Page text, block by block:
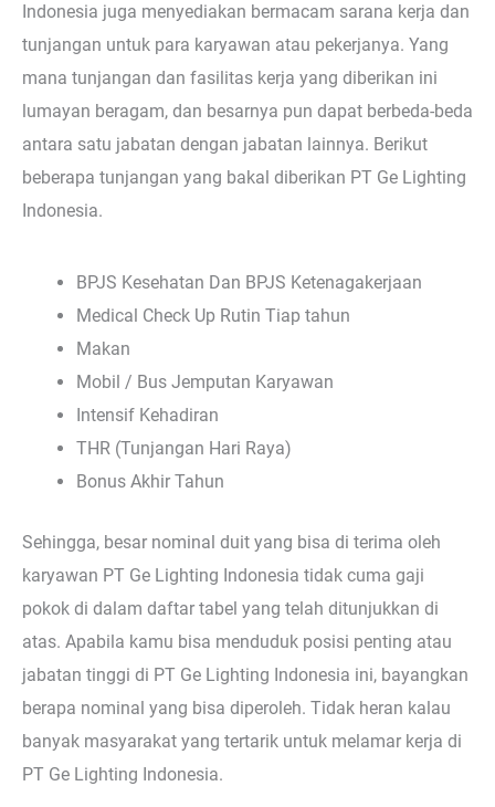
Indonesia juga menyediakan bermacam sarana kerja dan
tunjangan untuk para karyawan atau pekerjanya. Yang
mana tunjangan dan fasilitas kerja yang diberikan ini
lumayan beragam, dan besarnya pun dapat berbeda-beda
antara satu jabatan dengan jabatan lainnya. Berikut
beberapa tunjangan yang bakal diberikan PT Ge Lighting
Indonesia.
BPJS Kesehatan Dan BPJS Ketenagakerjaan
Medical Check Up Rutin Tiap tahun
Makan
Mobil / Bus Jemputan Karyawan
Intensif Kehadiran
THR (Tunjangan Hari Raya)
Bonus Akhir Tahun
Sehingga, besar nominal duit yang bisa di terima oleh
karyawan PT Ge Lighting Indonesia tidak cuma gaji
pokok di dalam daftar tabel yang telah ditunjukkan di
atas. Apabila kamu bisa menduduk posisi penting atau
jabatan tinggi di PT Ge Lighting Indonesia ini, bayangkan
berapa nominal yang bisa diperoleh. Tidak heran kalau
banyak masyarakat yang tertarik untuk melamar kerja di
PT Ge Lighting Indonesia.